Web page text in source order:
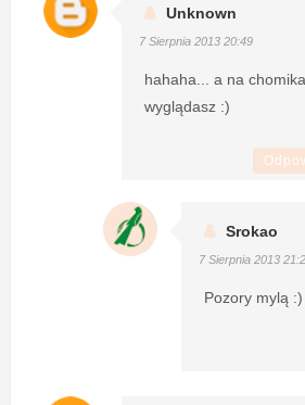
Unknown
7 Sierpnia 2013 20:49
hahaha... a na
wyglądasz :)
Srokao
7 Sierpnia 2013
Pozory mylą :)